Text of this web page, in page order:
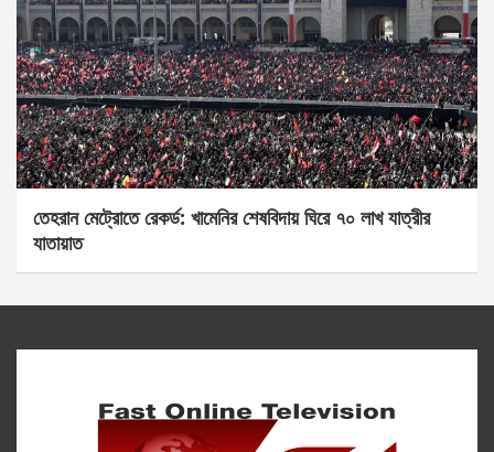
তেহরান মেট্রোতে রেকর্ড: খামেনির শেষবিদায় ঘিরে ৭০ লাখ যাত্রীর
যাতায়াত